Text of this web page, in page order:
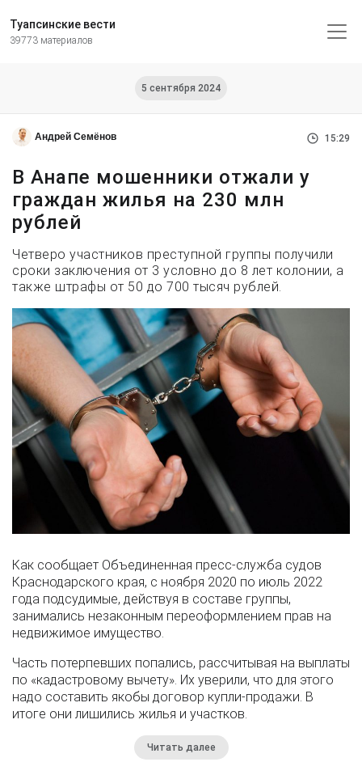
Туапсинские вести
39773 материалов
5 сентября 2024
Андрей Семёнов 15:29
В Анапе мошенники отжали у
граждан жилья на 230 млн
рублей
Четверо участников преступной группы получили
сроки заключения от 3 условно до 8 лет колонии, а
также штрафы от 50 до 700 тысяч рублей.
Как сообщает Объединенная пресс-служба судов
Краснодарского края, с ноября 2020 по июль 2022
года подсудимые, действуя в составе группы,
занимались незаконным переоформлением прав на
недвижимое имущество.
Часть потерпевших попались, рассчитывая на выплаты
по «кадастровому вычету». Их уверили, что для этого
надо составить якобы договор купли-продажи. В
итоге они лишились жилья и участков.
Читать далее